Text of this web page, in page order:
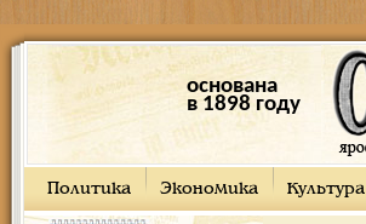
основана
в 1898 году
Политика Экономика Культура